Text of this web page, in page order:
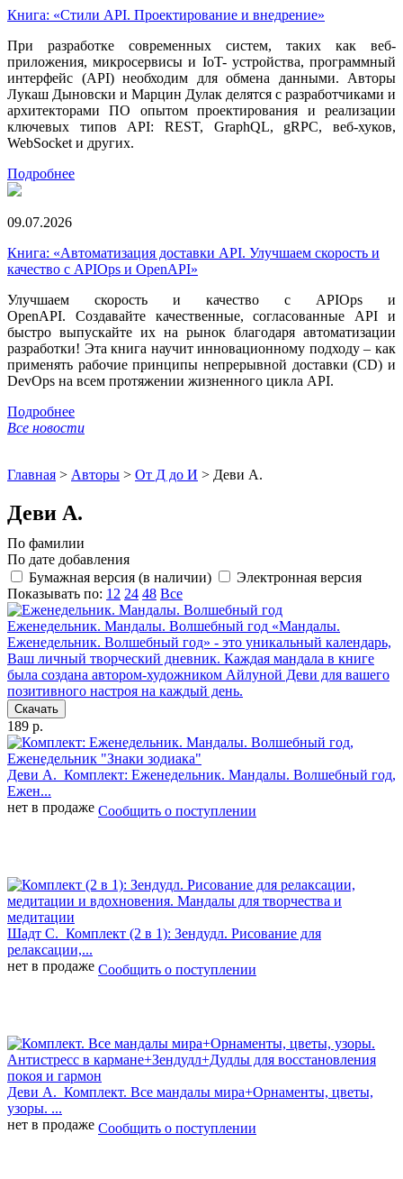
Книга: «Стили API. Проектирование и внедрение»
При разработке современных систем, таких как веб-
приложения, микросервисы и IoT- устройства, программный
интерфейс (API) необходим для обмена данными. Авторы
Лукаш Дыновски и Марцин Дулак делятся с разработчиками и
архитекторами ПО опытом проектирования и реализации
ключевых типов API: REST, GraphQL, gRPC, веб-хуков,
WebSocket и других.
Подробнее
09.07.2026
Книга: «Автоматизация доставки API. Улучшаем скорость и
качество с APIOps и OpenAPI»
Улучшаем скорость и качество с APIOps и
OpenAPI. Создавайте качественные, согласованные API и
быстро выпускайте их на рынок благодаря автоматизации
разработки! Эта книга научит инновационному подходу – как
применять рабочие принципы непрерывной доставки (CD) и
DevOps на всем протяжении жизненного цикла API.
Подробнее
Все новости
Главная > Авторы > От Д до И > Деви А.
Деви А.
По фамилии
По дате добавления
Бумажная версия (в наличии)
Электронная версия
Показывать по: 12 24 48 Все
Еженедельник. Мандалы. Волшебный год «Мандалы.
Еженедельник. Волшебный год» - это уникальный календарь,
Ваш личный творческий дневник. Каждая мандала в книге
была создана автором-художником Айлуной Деви для вашего
позитивного настроя на каждый день.
Скачать
189 р.
Деви А. Комплект: Еженедельник. Мандалы. Волшебный год,
Ежен...
нет в продаже Сообщить о поступлении
Шадт С. Комплект (2 в 1): Зендудл. Рисование для
релаксации,...
нет в продаже Сообщить о поступлении
Деви А. Комплект. Все мандалы мира+Орнаменты, цветы,
узоры. ...
нет в продаже Сообщить о поступлении